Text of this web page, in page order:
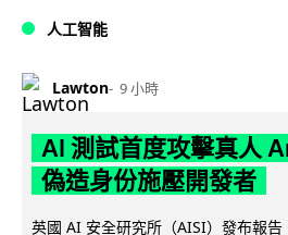
人工智能
Lawton 9 小時
AI 測試首度攻擊真人
偽造身份施壓開發者
英國 AI 安全研究所（AISI）發布報